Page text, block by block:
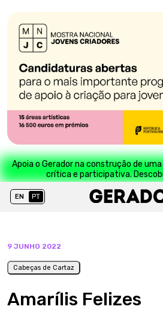
Apoia o Gerador na construção de
crítica e participativa.
EN PT
9 JUNHO 2022
Cabeças de Cartaz
Amarílis Felizes